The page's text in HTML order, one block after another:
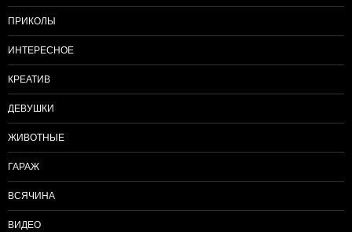
ПРИКОЛЫ
ИНТЕРЕСНОЕ
КРЕАТИВ
ДЕВУШКИ
ЖИВОТНЫЕ
ГАРАЖ
ВСЯЧИНА
ВИДЕО